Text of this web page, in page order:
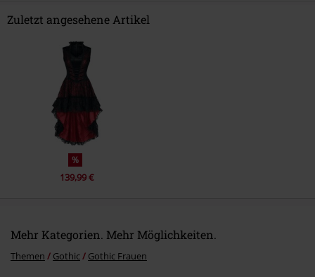
Kommentar jetzt abschicken!
Zuletzt angesehene Artikel
%
139,99 €
Mehr Kategorien. Mehr Möglichkeiten.
Themen Gothic Gothic Frauen